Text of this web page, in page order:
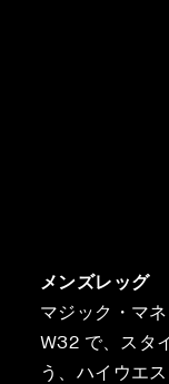
メンズレッグ
マジック・マ
W32 で、スタ
う、ハイウエ